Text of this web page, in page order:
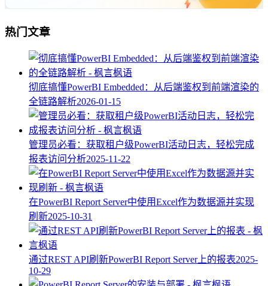
热门文章
彻底搞懂PowerBI Embedded：从后端鉴权到前端渲染的
全链路解析2026-01-15
管理员必看：获取租户级PowerBI活动日志，轻松完成
报表访问分析2025-11-22
在PowerBI Report Server中使用Excel作为数据源并实现
刷新2025-10-31
通过REST API刷新PowerBI Report Server上的报表2025-
10-29